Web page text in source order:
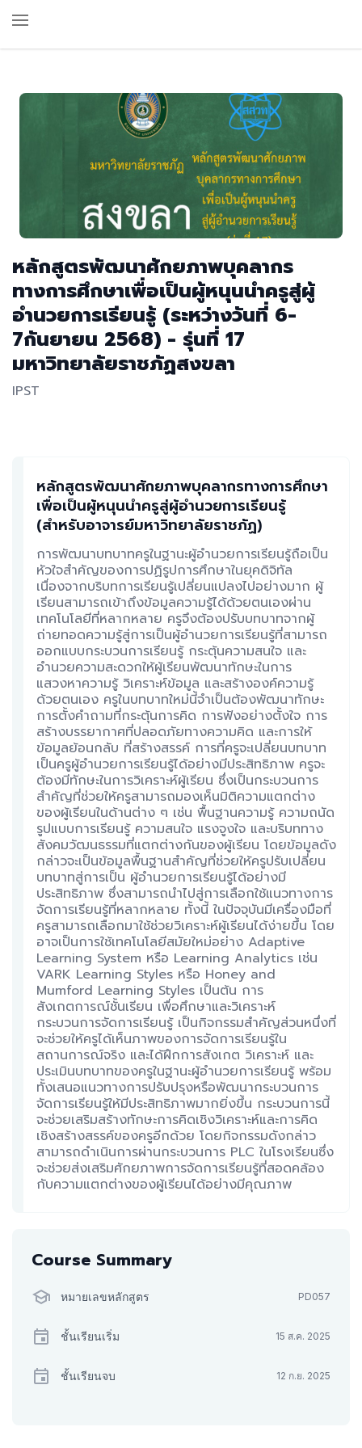
หลักสูตรพัฒนาศักยภาพบุคลากร
ทางการศึกษาเพื่อเป็นผู้หนุนนำครูสู่ผู้
อำนวยการเรียนรู้ (ระหว่างวันที่ 6-
7กันยายน 2568) - รุ่นที่ 17
มหาวิทยาลัยราชภัฏสงขลา
IPST
Course Summary
หมายเลขหลักสูตร PD057
ชั้นเรียนเริ่ม 15 ส.ค. 2025
ชั้นเรียนจบ 12 ก.ย. 2025
หลักสูตรพัฒนาศักยภาพบุคลากรทางการศึกษา
เพื่อเป็นผู้หนุนนำครูสู่ผู้อำนวยการเรียนรู้
(สำหรับอาจารย์มหาวิทยาลัยราชภัฏ)
การพัฒนาบทบาทครูในฐานะผู้อำนวยการเรียนรู้ถือเป็น
หัวใจสำคัญของการปฏิรูปการศึกษาในยุคดิจิทัล
เนื่องจากบริบทการเรียนรู้เปลี่ยนแปลงไปอย่างมาก ผู้
เรียนสามารถเข้าถึงข้อมูลความรู้ได้ด้วยตนเองผ่าน
เทคโนโลยีที่หลากหลาย ครูจึงต้องปรับบทบาทจากผู้
ถ่ายทอดความรู้สู่การเป็นผู้อำนวยการเรียนรู้ที่สามารถ
ออกแบบกระบวนการเรียนรู้ กระตุ้นความสนใจ และ
อำนวยความสะดวกให้ผู้เรียนพัฒนาทักษะในการ
แสวงหาความรู้ วิเคราะห์ข้อมูล และสร้างองค์ความรู้
ด้วยตนเอง ครูในบทบาทใหม่นี้จำเป็นต้องพัฒนาทักษะ
การตั้งคำถามที่กระตุ้นการคิด การฟังอย่างตั้งใจ การ
สร้างบรรยากาศที่ปลอดภัยทางความคิด และการให้
ข้อมูลย้อนกลับ ที่สร้างสรรค์ การที่ครูจะเปลี่ยนบทบาท
เป็นครูผู้อำนวยการเรียนรู้ได้อย่างมีประสิทธิภาพ ครูจะ
ต้องมีทักษะในการวิเคราะห์ผู้เรียน ซึ่งเป็นกระบวนการ
สำคัญที่ช่วยให้ครูสามารถมองเห็นมิติความแตกต่าง
ของผู้เรียนในด้านต่าง ๆ เช่น พื้นฐานความรู้ ความถนัด
รูปแบบการเรียนรู้ ความสนใจ แรงจูงใจ และบริบททาง
สังคมวัฒนธรรมที่แตกต่างกันของผู้เรียน โดยข้อมูลดัง
กล่าวจะเป็นข้อมูลพื้นฐานสำคัญที่ช่วยให้ครูปรับเปลี่ยน
บทบาทสู่การเป็น ผู้อำนวยการเรียนรู้ได้อย่างมี
ประสิทธิภาพ ซึ่งสามารถนำไปสู่การเลือกใช้แนวทางการ
จัดการเรียนรู้ที่หลากหลาย ทั้งนี้ ในปัจจุบันมีเครื่องมือที่
ครูสามารถเลือกมาใช้ช่วยวิเคราะห์ผู้เรียนได้ง่ายขึ้น โดย
อาจเป็นการใช้เทคโนโลยีสมัยใหม่อย่าง Adaptive
Learning System หรือ Learning Analytics เช่น
VARK Learning Styles หรือ Honey and
Mumford Learning Styles เป็นต้น การ
สังเกตการณ์ชั้นเรียน เพื่อศึกษาและวิเคราะห์
กระบวนการจัดการเรียนรู้ เป็นกิจกรรมสำคัญส่วนหนึ่งที่
จะช่วยให้ครูได้เห็นภาพของการจัดการเรียนรู้ใน
สถานการณ์จริง และได้ฝึกการสังเกต วิเคราะห์ และ
ประเมินบทบาทของครูในฐานะผู้อำนวยการเรียนรู้ พร้อม
ทั้งเสนอแนวทางการปรับปรุงหรือพัฒนากระบวนการ
จัดการเรียนรู้ให้มีประสิทธิภาพมากยิ่งขึ้น กระบวนการนี้
จะช่วยเสริมสร้างทักษะการคิดเชิงวิเคราะห์และการคิด
เชิงสร้างสรรค์ของครูอีกด้วย โดยกิจกรรมดังกล่าว
สามารถดำเนินการผ่านกระบวนการ PLC ในโรงเรียนซึ่ง
จะช่วยส่งเสริมศักยภาพการจัดการเรียนรู้ที่สอดคล้อง
กับความแตกต่างของผู้เรียนได้อย่างมีคุณภาพ